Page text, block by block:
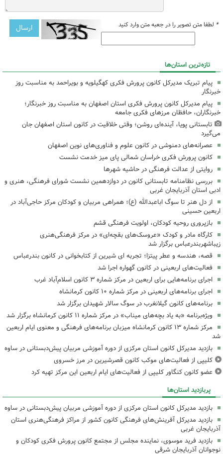
* لطفا متن تصویر را در جعبه متن وارد کنید
تازه‌ترین استان‌ها
پیام تبریک مدیرکل کانون پرورش فکری کهگیلویه و بویراحمد به مناسبت روز
خبرنگار
پیام مدیرکل کانون پرورش فکری استان اصفهان به مناسبت روز خبرنگار؛
خبرنگاران، حافظان مرزهای فکری جامعه
تابستانی پویا، آینده‌ای روشن؛ وقتی خلاقیت در کانون استان اصفهان جان
می‌گیرد
عصرانه‌های دمنوشی در کانون علوم و فناوری‌های نوین اصفهان
کانون پرورش فکری خراسان شمالی پای میز خدمت نشست
روایتی از عدالت فرهنگی در حاشیه شهرها
بررسی نظامنامه تابستانی کانون در دوازدهمین نشست شورای فرهنگی، هنری و
ادبی استان آذربایجان غربی
از دل هنر تا سوگ اباعبدالله (ع)؛ همراهی مربیان و کودکان مرکز حاجی‌آباد در
اربعین حسینی
بازپروری روحیه کودکان، اولویت فرهنگی قشم
کارگاه مادر و کودک «عروسک‌های بقچه‌ای» در مرکز فرهنگی‌هنری
زیباشهربندرعباس برگزار شد
قصه، هندسه و عطر پیتزا؛ تجربه ای شیرین از کتابخوانی در کانون بندرعباس
فعالیت‌های اربعینی در کانون گهواره اجرا شد
اجرای برنامه‌هایی برای اربعین در مرکز شماره ۳ کانون اسلام‌آباد غرب
اجرای برنامه‌های اربعینی در مرکز شماره ۱۰ کانون کرمانشاه
برنامه‌های کانون گیلانغرب در سوگ سالار شهیدان برگزار شد
ویژه‌برنامه «به یاد بچه‌های میناب» در مرکز شماره ۱۱ کانون کرمانشاه برگزار شد
مرکز شماره ۱۳ کانون کرمانشاه میزبان برنامه‌های فرهنگی و معنوی ایام اربعین
شد
بازدید مدیرکل کانون استان مرکزی از دوره آموزشی مربیان پیش‌دبستانی در ساوه
کلیپی از فعالیت‌های موکب کانون قصرشیرین در مرز خسروی
عضو کانون کنگاور کلیپی از فعالیت‌های ایام اربعین این مرکز تهیه کرد
پربازدید استان‌ها
بازدید مدیرکل کانون استان مرکزی از دوره آموزشی مربیان پیش‌دبستانی در ساوه
بازدید مدیرکل آفرینش‌های فرهنگی کانون کشور از مراکز فرهنگی‌هنری استان
آذربایجان غربی
بازدید فرید موسوی، نماینده مجلس از مجتمع کانون پرورش فکری کودکان و
نوجوانان آذربایجان شرقی